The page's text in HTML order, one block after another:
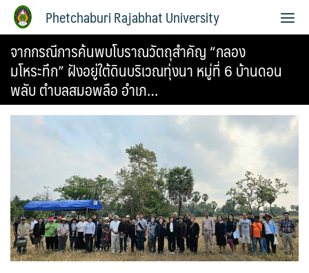
Phetchaburi Rajabhat University
จากกรณีการค้นพบโบราณวัตถุสำคัญ “กลอง
มโหระทึก” ฝังอยู่ใต้ดินบริเวณทุ่งนา หมู่ที่ 6 บ้านดอน
พลับ ตำบลสมอพลือ อำเภ…